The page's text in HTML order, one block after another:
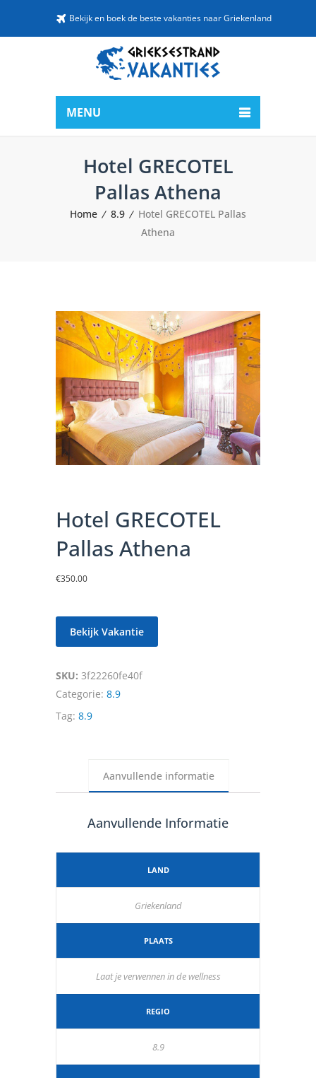
Bekijk en boek de beste vakanties naar Griekenland
MENU
Hotel GRECOTEL
Pallas Athena
Home 8.9
Hotel GRECOTEL Pallas
Athena
Hotel GRECOTEL
Pallas Athena
€350.00
Bekijk Vakantie
SKU: 3f22260fe40f
Categorie: 8.9
Tag: 8.9
Aanvullende informatie
Aanvullende Informatie
LAND
Griekenland
PLAATS
Laat je verwennen in de wellness
REGIO
8.9